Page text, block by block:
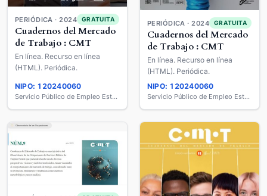
PERIÓDICA · 2024 GRATUITA
Cuadernos del Mercado
de Trabajo : CMT
En línea. Recurso en línea
(HTML). Periódica.
NIPO: 120240060
Servicio Público de Empleo Estatal
PERIÓDICA · 2024 GRATUITA
Cuadernos del Mercado
de Trabajo : CMT
En línea. Recurso en línea
(HTML). Periódica.
NIPO: 120240060
Servicio Público de Empleo Estatal